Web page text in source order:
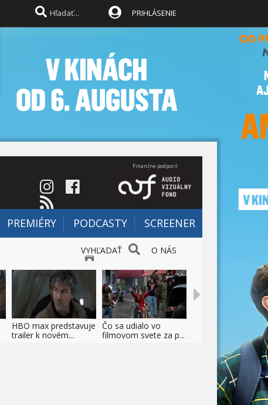
PRIHLÁSENIE
Finančne podporil
PREMIÉRY PODCASTY SCREENER
VYHĽADAŤ O NÁS
HBO max predstavuje
trailer k novém...
Čo sa udialo vo
filmovom svete za p...